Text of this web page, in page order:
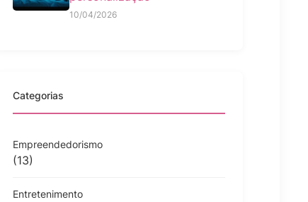
10/04/2026
Categorias
Empreendedorismo
(13)
Entretenimento